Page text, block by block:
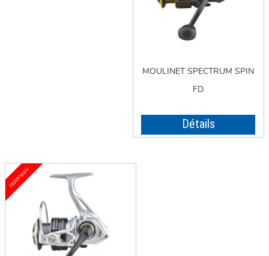
MOULINET SPECTRUM SPIN
FD
Détails